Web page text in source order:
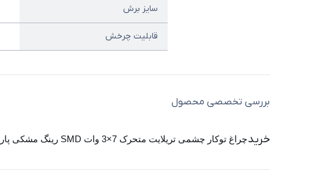
سایز برش
قابلیت چرخش
بررسی تخصصی محصول
خریدچراغ توکار چشمی تریلایت متحرک 7×3 وات SMD رینگ مشکی پارس شعاع توس